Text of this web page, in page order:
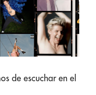
de escuchar en el